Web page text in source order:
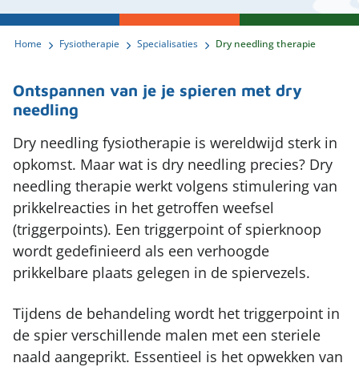
Specialisaties
Ik heb last van..
Knie
Rug
Schouder
Elleboog
Pols en hand
Kaak
Chronische pijn
Trainen en meer
Personal training
Medische fitness
Therapie in het water
Leefstijlprogramma (GLI)
Sport zooltjes aanmeten
Over ons
Ontmoet ons team
Werken bij
Vergoeding & tarieven
Partners
Zoeken
Home Fysiotherapie Specialisaties Dry needling therapie
Ontspannen van je je spieren met dry
needling
Dry needling fysiotherapie is wereldwijd sterk in
opkomst. Maar wat is dry needling precies? Dry
needling therapie werkt volgens stimulering van
prikkelreacties in het getroffen weefsel
(triggerpoints). Een triggerpoint of spierknoop
wordt gedefinieerd als een verhoogde
prikkelbare plaats gelegen in de spiervezels.
Tijdens de behandeling wordt het triggerpoint in
de spier verschillende malen met een steriele
naald aangeprikt. Essentieel is het opwekken van